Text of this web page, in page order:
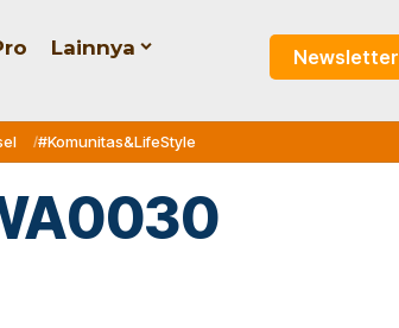
Lainnya Newsletter
#Komunitas&LifeStyle